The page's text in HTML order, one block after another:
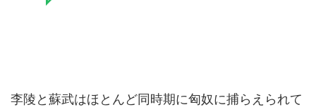
李陵と蘇武はほとんど同時期に匈奴に捕らえられて